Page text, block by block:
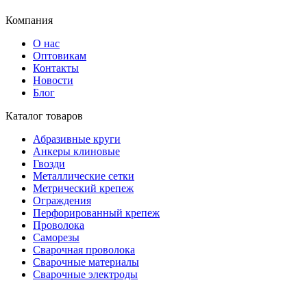
Компания
О нас
Оптовикам
Контакты
Новости
Блог
Каталог товаров
Абразивные круги
Анкеры клиновые
Гвозди
Металлические сетки
Метрический крепеж
Ограждения
Перфорированный крепеж
Проволока
Саморезы
Сварочная проволока
Сварочные материалы
Сварочные электроды